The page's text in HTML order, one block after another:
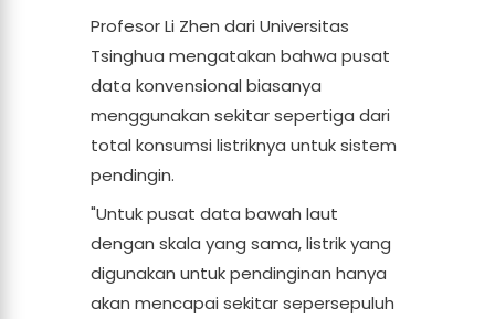
Profesor Li Zhen dari Universitas
Tsinghua mengatakan bahwa pusat
data konvensional biasanya
menggunakan sekitar sepertiga dari
total konsumsi listriknya untuk sistem
pendingin.
"Untuk pusat data bawah laut
dengan skala yang sama, listrik yang
digunakan untuk pendinginan hanya
akan mencapai sekitar sepersepuluh